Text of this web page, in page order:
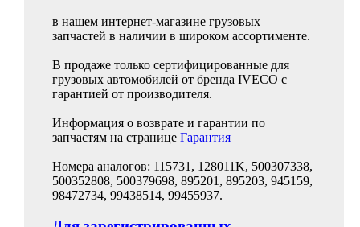
в нашем интернет-магазине грузовых
запчастей в наличии в широком ассортименте.
В продаже только сертифицированные для
грузовых автомобилей от бренда IVECO с
гарантией от производителя.
Информация о возврате и гарантии по
запчастям на странице Гарантия
Номера аналогов: 115731, 128011K, 500307338,
500352808, 500379698, 895201, 895203, 945159,
98472734, 99438514, 99455937.